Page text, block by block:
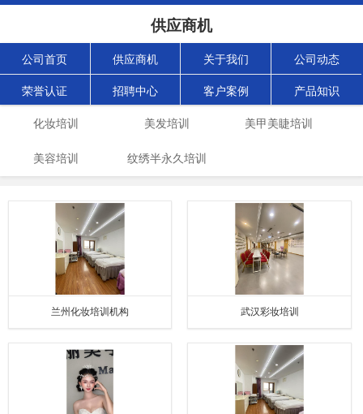
供应商机
公司首页 供应商机 关于我们 公司动态
荣誉认证 招聘中心 客户案例 产品知识
化妆培训 美发培训 美甲美睫培训
美容培训 纹绣半永久培训
兰州化妆培训机构 武汉彩妆培训